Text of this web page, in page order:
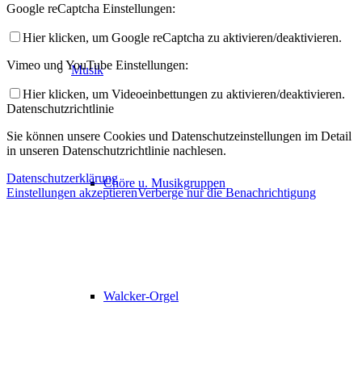
Musik
Chöre u. Musikgruppen
Walcker-Orgel
Google reCaptcha Einstellungen:
Hier klicken, um Google reCaptcha zu aktivieren/deaktivieren.
Vimeo und YouTube Einstellungen:
Hier klicken, um Videoeinbettungen zu aktivieren/deaktivieren.
Datenschutzrichtlinie
Sie können unsere Cookies und Datenschutzeinstellungen im Detail
in unseren Datenschutzrichtlinie nachlesen.
Datenschutzerklärung
Einstellungen akzeptierenVerberge nur die Benachrichtigung